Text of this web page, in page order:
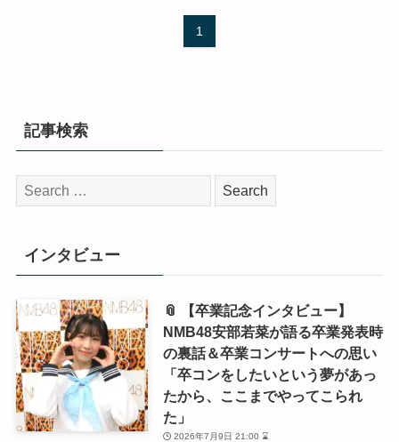
1
記事検索
検
索:
インタビュー
📎 【卒業記念インタビュー】
NMB48安部若菜が語る卒業発表時
の裏話＆卒業コンサートへの思い
「卒コンをしたいという夢があっ
たから、ここまでやってこられ
た」
2026年7月9日 21:00 ⌛